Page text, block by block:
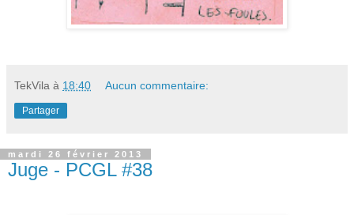
TekVila à 18:40 Aucun commentaire:
Partager
mardi 26 février 2013
Juge - PCGL #38